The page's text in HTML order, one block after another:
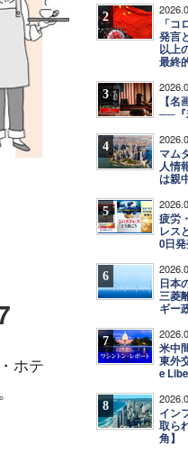
ホテ
2
「
発言
以上
最終
3
【
──『
4
マム
人情
は親
5
疲労
レス
0日
6
日本
三菱
ギー
7
米中
東外
e
8
イン
取ら
角】